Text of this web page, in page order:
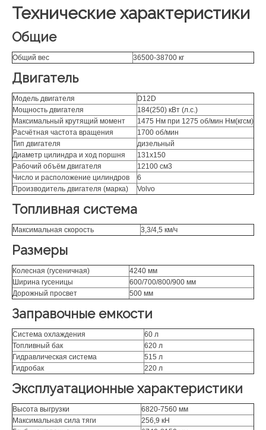
Технические характеристики
Общие
Общий вес 36500-38700 кг
Двигатель
Модель двигателя
D12D
Мощность двигателя
184(250) кВт (л.с.)
Максимальный крутящий момент
1475 Нм при 1275 об/мин Нм(кгсм)
Расчётная частота вращения
1700 об/мин
Тип двигателя
дизельный
Диаметр цилиндра и ход поршня
131x150
Рабочий объём двигателя
12100 см3
Число и расположение цилиндров
6
Производитель двигателя (марка)
Volvo
Топливная система
Максимальная скорость 3,3/4,5 км/ч
Размеры
Колесная (гусеничная)
4240 мм
Ширина гусеницы
600/700/800/900 мм
Дорожный просвет
500 мм
Заправочные емкости
Система охлаждения
60 л
Топливный бак
620 л
Гидравлическая система
515 л
Гидробак
220 л
Эксплуатационные характеристики
Высота выгрузки
6820-7560 мм
Максимальная сила тяги
256,9 кН